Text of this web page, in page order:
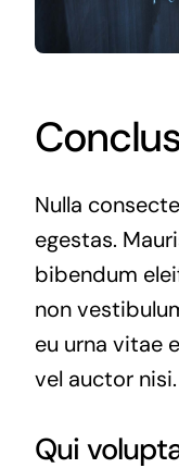
Nulla
egestas.
bibendum
non
eu urna vitae
vel auctor nisi.
Qui